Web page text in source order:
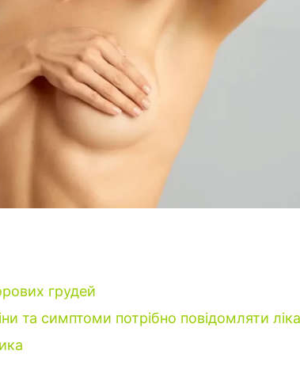
грудей
та симптоми потрібно повідомляти